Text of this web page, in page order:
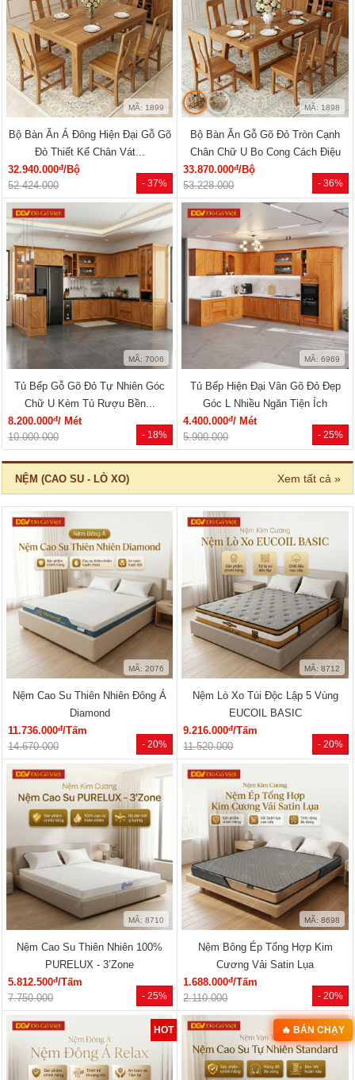
- 37%
MÃ: 1899
Bộ Bàn Ăn Á Đông Hiện Đại Gỗ Gõ
Đỏ Thiết Kế Chân Vát...
32.940.000đ/Bộ
52.424.000
- 36%
MÃ: 1898
Bộ Bàn Ăn Gỗ Gõ Đỏ Tròn Cạnh
Chân Chữ U Bo Cong Cách Điệu
33.870.000đ/Bộ
53.228.000
- 18%
MÃ: 7006
Tủ Bếp Gỗ Gõ Đỏ Tự Nhiên Góc
Chữ U Kèm Tủ Rượu Bền...
8.200.000đ/ Mét
10.000.000
- 25%
MÃ: 6969
Tủ Bếp Hiện Đại Vân Gõ Đỏ Đẹp
Góc L Nhiều Ngăn Tiện Ích
4.400.000đ/ Mét
5.900.000
NỆM (CAO SU - LÒ XO) Xem tất cả »
- 20%
MÃ: 2076
Nệm Cao Su Thiên Nhiên Đông Á
Diamond
11.736.000đ/Tấm
14.670.000
- 20%
MÃ: 8712
Nệm Lò Xo Túi Độc Lập 5 Vùng
EUCOIL BASIC
9.216.000đ/Tấm
11.520.000
- 25%
MÃ: 8710
Nệm Cao Su Thiên Nhiên 100%
PURELUX - 3’Zone
5.812.500đ/Tấm
7.750.000
- 20%
MÃ: 8698
Nệm Bông Ép Tổng Hợp Kim
Cương Vải Satin Lụa
1.688.000đ/Tấm
2.110.000
HOT 🔥 BÁN CHẠY